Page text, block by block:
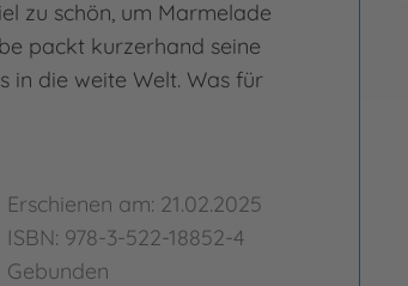
zu schön, um Marmelade
packt kurzerhand seine
in die weite Welt. Was für
Erschienen am: 21.02.2025
ISBN: 978-3-522-18852-4
Gebunden